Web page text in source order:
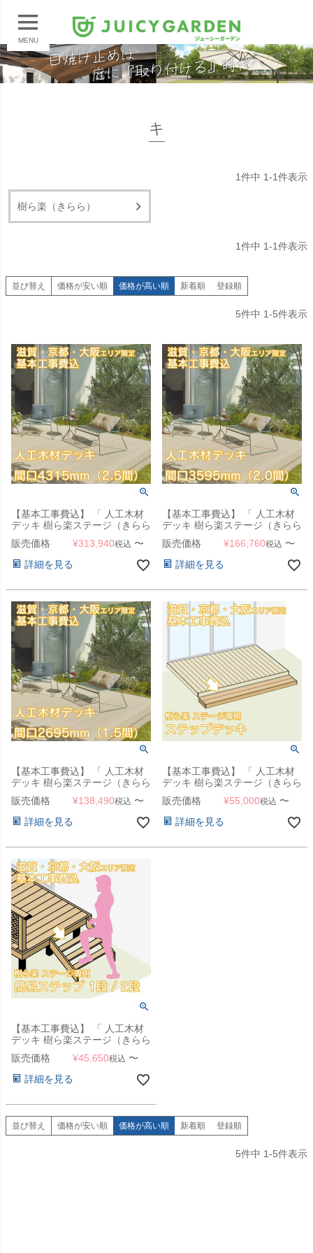
MENU
キ
1件中 1-1件表示
樹ら楽（きらら）
1件中 1-1件表示
並び替え 価格が安い順 価格が高い順 新着順 登録順
5件中 1-5件表示
【基本工事費込】 「 人工木材
デッキ 樹ら楽ステージ（きらら
ステージ） デッキ本体 間口
4315mm（2.5間） 」 【滋賀・
京都・大阪のみ対応可能】
販売価格 ¥313,940税込 〜
詳細を見る
【基本工事費込】 「 人工木材
デッキ 樹ら楽ステージ（きらら
ステージ） デッキ本体 間口
3595mm（2.0間） 」 【滋賀・
京都・大阪のみ対応可能】
販売価格 ¥166,760税込 〜
詳細を見る
【基本工事費込】 「 人工木材
デッキ 樹ら楽ステージ（きらら
ステージ） デッキ本体 間口
2695mm（1.5間） 」 【滋賀・
京都・大阪のみ対応可能】
販売価格 ¥138,490税込 〜
詳細を見る
【基本工事費込】 「 人工木材
デッキ 樹ら楽ステージ（きらら
ステージ） ステップデッキ（階
段） 」 【滋賀・京都・大阪の
み対応可能】【本体と同時注文
のみ対応可】
販売価格 ¥55,000税込 〜
詳細を見る
【基本工事費込】 「 人工木材
デッキ 樹ら楽ステージ（きらら
ステージ） 簡易ステップ（階
段） 1段・2段 」 【滋賀・京
都・大阪のみ対応可能】【本体
と同時注文のみ対応可】
販売価格 ¥45,650税込 〜
詳細を見る
並び替え 価格が安い順 価格が高い順 新着順 登録順
5件中 1-5件表示